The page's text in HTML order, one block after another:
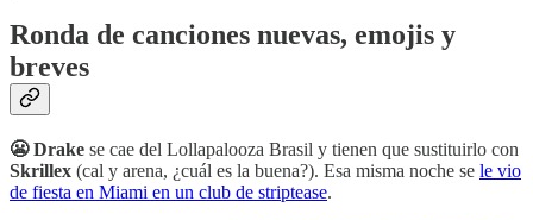
Ronda de canciones nuevas, emojis y
breves
😬 Drake se cae del Lollapalooza Brasil y tienen que sustituirlo con
Skrillex (cal y arena, ¿cuál es la buena?). Esa misma noche se le vio
de fiesta en Miami en un club de striptease.